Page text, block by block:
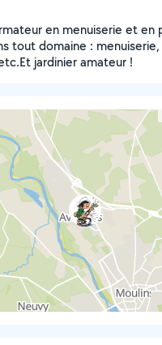
en menuiserie et en
tout domaine :
jardinier amateur !